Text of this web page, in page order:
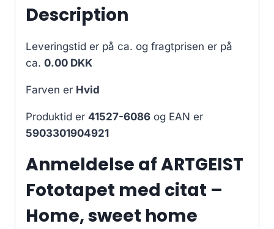
Description
Leveringstid er på ca. og fragtprisen er på
ca. 0.00 DKK
Farven er Hvid
Produktid er 41527-6086 og EAN er
5903301904921
Anmeldelse af ARTGEIST
Fototapet med citat –
Home, sweet home